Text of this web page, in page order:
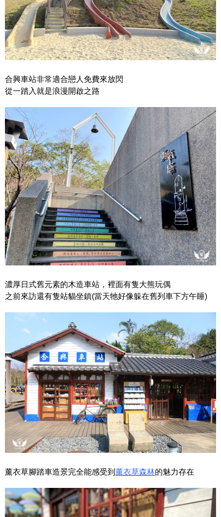
合興車站非常適合戀人免費來放閃
從一踏入就是浪漫開啟之路
濃厚日式舊元素的木造車站，裡面有隻大熊玩偶
之前來訪還有隻站貓坐鎮(當天牠好像躲在舊列車下方午睡)
薰衣草腳踏車造景完全能感受到 薰衣草森林的魅力存在